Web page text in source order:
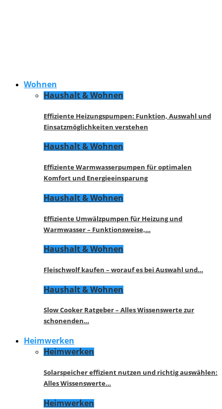
Wohnen
Haushalt & Wohnen
Effiziente Heizungspumpen: Funktion, Auswahl und
Einsatzmöglichkeiten verstehen
Haushalt & Wohnen
Effiziente Warmwasserpumpen für optimalen
Komfort und Energieeinsparung
Haushalt & Wohnen
Effiziente Umwälzpumpen für Heizung und
Warmwasser – Funktionsweise,…
Haushalt & Wohnen
Fleischwolf kaufen – worauf es bei Auswahl und…
Haushalt & Wohnen
Slow Cooker Ratgeber – Alles Wissenswerte zur
schonenden…
Heimwerken
Heimwerken
Solarspeicher effizient nutzen und richtig auswählen:
Alles Wissenswerte…
Heimwerken